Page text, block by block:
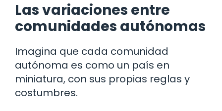
Las variaciones entre
comunidades autónomas
Imagina que cada comunidad
autónoma es como un país en
miniatura, con sus propias reglas y
costumbres.